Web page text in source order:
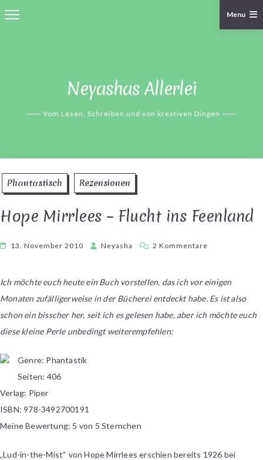
Neyashas Allerlei
Vom Lesen, Schreiben und von kreativen Dingen
Menu
Phantastisch Rezensionen
Hope Mirrlees – Flucht ins Feenland
13. November 2010 Neyasha 2 Kommentare
–
Flucht
ins
Ich möchte euch heute ein Buch vorstellen, das ich vor einigen
Monaten zufälligerweise in der Bücherei entdeckt habe. Es ist also
schon ein bisscher her, seit ich es gelesen habe, aber ich möchte euch
diese kleine Perle unbedingt weiterempfehlen:
Genre: Phantastik
Seiten: 406
Verlag: Piper
ISBN: 978-3492700191
Meine Bewertung: 5 von 5 Sternchen
„Lud-in-the-Mist“ von Hope Mirrlees erschien bereits 1926 bei